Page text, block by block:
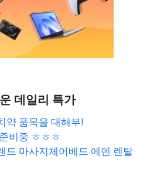
데일리 특가
약 품목을 대해부!
비중 ㅎㅎㅎ
드 마사지체어베드 에덴 렌탈